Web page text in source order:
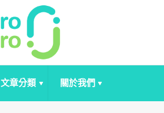
文章分類 關於我們